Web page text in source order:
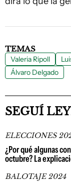
TEMAS
Valeria Ripoll
Álvaro Delgado
SEGUÍ
ELECCIONES
¿Por qué algunas
octubre? La
BALOTAJE 2024